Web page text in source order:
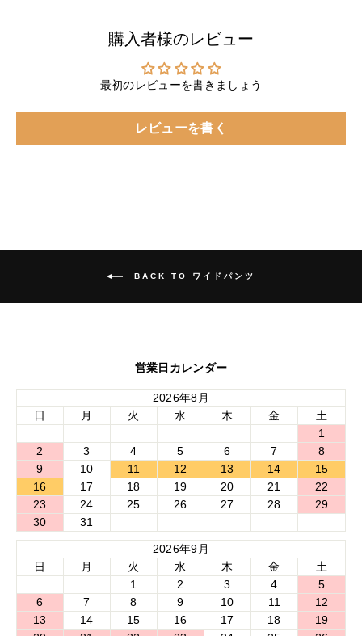
購入者様のレビュー
最初のレビューを書きましょう
レビューを書く
BACK TO ワイドパンツ
営業日カレンダー
2026年8月
日
月 火 水 木 金
土
1
2
3 4 5 6 7
8
9
10 11 12 13 14
15
16
17 18 19 20 21
22
23
24 25 26 27 28
29
30
31
2026年9月
日
月 火 水 木 金
土
1
2 3 4
5
6
7 8 9 10 11
12
13
14 15 16 17 18
19